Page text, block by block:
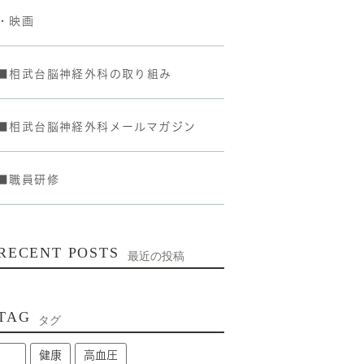
映画
相武台脳神経外科の取り組み
相武台脳神経外科メールマガジン
職員研修
POSTS 最近の投稿
タグ
健康 高血圧